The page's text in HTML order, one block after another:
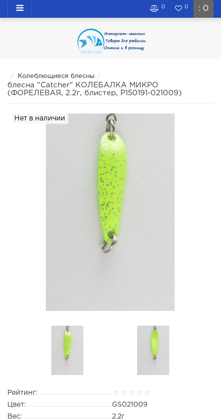
: 0
0 0
Колеблющиеся блесны
блесна "Catcher" КОЛЕБАЛКА МИКРО
(ФОРЕЛЕВАЯ, 2.2г, блистер, P150191-021009)
Нет в наличии
Рейтинг:
Цвет:
GS021009
Вес:
2.2г